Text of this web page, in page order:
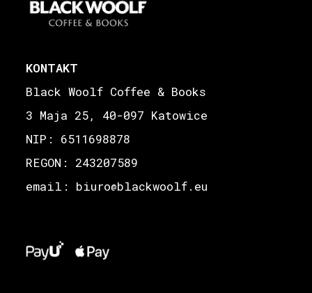
KONTAKT
Black Woolf Coffee & Books
3 Maja 25, 40-097 Katowice
NIP: 6511698878
REGON: 243207589
email: biuro@blackwoolf.eu